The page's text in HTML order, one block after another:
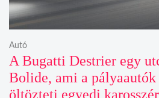
A Bugatti Destrier egy
Bolide, ami a
öltözteti egyedi
Autó